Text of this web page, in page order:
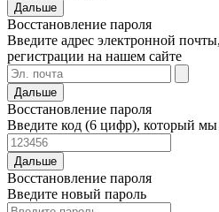
Дальше
Восстановление пароля
Введите адрес электронной
регистрации на нашем сайте
Дальше
Восстановление пароля
Введите код (6 цифр), который мы
Дальше
Восстановление пароля
Введите новый пароль